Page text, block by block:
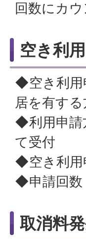
回数にカ
空き利
◆空き利用
居を有す
◆利用申請
て受付
◆空き利用
◆申請回数
取消料